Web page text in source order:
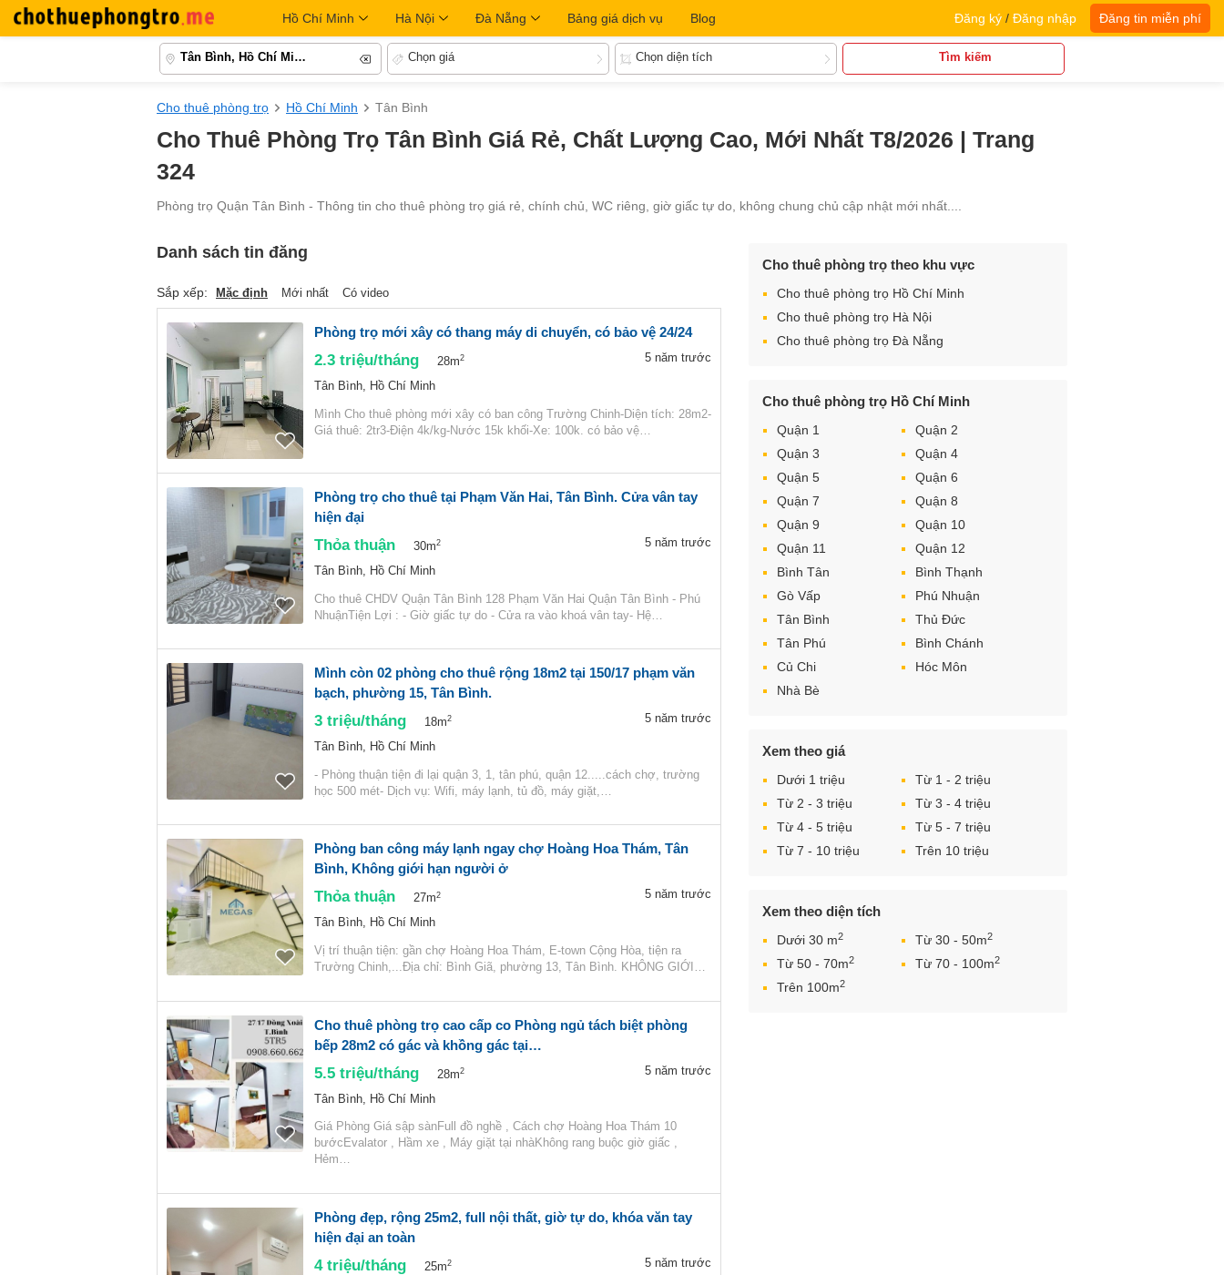
Hồ Chí Minh Hà Nội Đà Nẵng Bảng giá dịch vụ Blog Đăng ký / Đăng nhập Đăng tin miễn phí
Tân Bình, Hồ Chí Minh Chọn giá Chọn diện tích Tìm kiếm
Cho thuê phòng trọ Hồ Chí Minh Tân Bình
Cho Thuê Phòng Trọ Tân Bình Giá Rẻ, Chất Lượng Cao, Mới Nhất T8/2026 | Trang
324
Phòng trọ Quận Tân Bình - Thông tin cho thuê phòng trọ giá rẻ, chính chủ, WC riêng, giờ giấc tự do, không chung chủ cập nhật mới nhất....
Danh sách tin đăng
Sắp xếp: Mặc định Mới nhất Có video
Phòng trọ mới xây có thang máy di chuyển, có bảo vệ 24/24
2.3 triệu/tháng 28m2 5 năm trước
Tân Bình, Hồ Chí Minh
Mình Cho thuê phòng mới xây có ban công Trường Chinh-Diện tích: 28m2-
Giá thuê: 2tr3-Điện 4k/kg-Nước 15k khối-Xe: 100k. có bảo vệ…
Phòng trọ cho thuê tại Phạm Văn Hai, Tân Bình. Cửa vân tay
hiện đại
Thỏa thuận 30m2 5 năm trước
Tân Bình, Hồ Chí Minh
Cho thuê CHDV Quận Tân Bình 128 Phạm Văn Hai Quận Tân Bình - Phú
NhuậnTiện Lợi : - Giờ giấc tự do - Cửa ra vào khoá vân tay- Hệ…
Mình còn 02 phòng cho thuê rộng 18m2 tại 150/17 phạm văn
bạch, phường 15, Tân Bình.
3 triệu/tháng 18m2 5 năm trước
Tân Bình, Hồ Chí Minh
- Phòng thuận tiện đi lại quận 3, 1, tân phú, quận 12.....cách chợ, trường
học 500 mét- Dịch vụ: Wifi, máy lạnh, tủ đồ, máy giặt,…
Phòng ban công máy lạnh ngay chợ Hoàng Hoa Thám, Tân
Bình, Không giới hạn người ở
Thỏa thuận 27m2 5 năm trước
Tân Bình, Hồ Chí Minh
Vị trí thuận tiện: gần chợ Hoàng Hoa Thám, E-town Cộng Hòa, tiện ra
Trường Chinh,...Địa chỉ: Bình Giã, phường 13, Tân Bình. KHÔNG GIỚI…
Cho thuê phòng trọ cao cấp co Phòng ngủ tách biệt phòng
bếp 28m2 có gác và khồng gác tại…
5.5 triệu/tháng 28m2 5 năm trước
Tân Bình, Hồ Chí Minh
Giá Phòng Giá sập sànFull đồ nghề , Cách chợ Hoàng Hoa Thám 10
bướcEvalator , Hầm xe , Máy giặt tại nhàKhông rang buộc giờ giấc ,
Hẻm…
Phòng đẹp, rộng 25m2, full nội thất, giờ tự do, khóa văn tay
hiện đại an toàn
4 triệu/tháng 25m2 5 năm trước
Cho thuê phòng trọ theo khu vực
Cho thuê phòng trọ Hồ Chí Minh
Cho thuê phòng trọ Hà Nội
Cho thuê phòng trọ Đà Nẵng
Cho thuê phòng trọ Hồ Chí Minh
Quận 1
Quận 2
Quận 3
Quận 4
Quận 5
Quận 6
Quận 7
Quận 8
Quận 9
Quận 10
Quận 11
Quận 12
Bình Tân
Bình Thạnh
Gò Vấp
Phú Nhuận
Tân Bình
Thủ Đức
Tân Phú
Bình Chánh
Củ Chi
Hóc Môn
Nhà Bè
Xem theo giá
Dưới 1 triệu
Từ 1 - 2 triệu
Từ 2 - 3 triệu
Từ 3 - 4 triệu
Từ 4 - 5 triệu
Từ 5 - 7 triệu
Từ 7 - 10 triệu
Trên 10 triệu
Xem theo diện tích
Dưới 30 m2 Từ 30 - 50m2
Từ 50 - 70m2 Từ 70 - 100m2
Trên 100m2